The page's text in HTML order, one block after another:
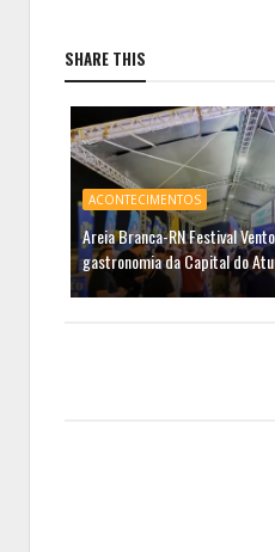
SHARE THIS
ACONTECIMENTOS
Areia Branca-RN Festival
gastronomia da Capital do